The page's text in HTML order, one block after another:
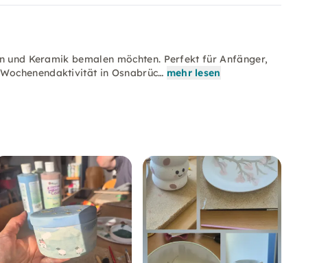
Keramik bemalen möchten. Perfekt für Anfänger,
in Osnabrüc… mehr lesen